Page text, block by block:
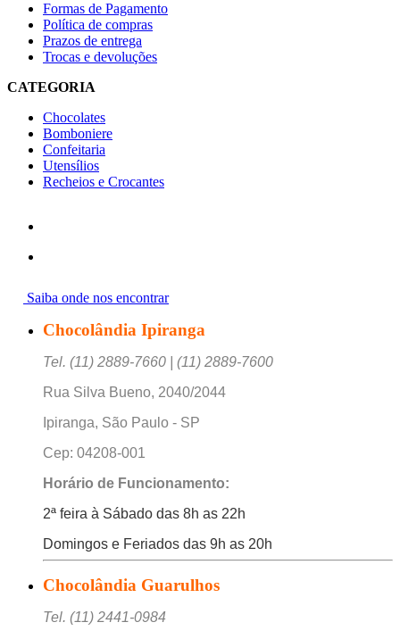
Formas de Pagamento
Política de compras
Prazos de entrega
Trocas e devoluções
CATEGORIA
Chocolates
Bomboniere
Confeitaria
Utensílios
Recheios e Crocantes
Saiba onde nos encontrar
Chocolândia Ipiranga
Tel. (11) 2889-7660 | (11) 2889-7600
Rua Silva Bueno, 2040/2044
Ipiranga, São Paulo - SP
Cep: 04208-001
Horário de Funcionamento:
2ª feira à Sábado das 8h as 22h
Domingos e Feriados das 9h as 20h
Chocolândia Guarulhos
Tel. (11) 2441-0984